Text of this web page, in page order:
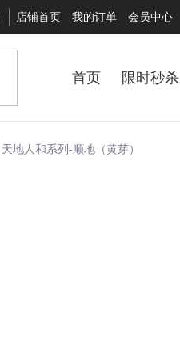
店铺首页 我的订单 会员中心
首页 限时秒杀
天地人和系列-顺地（黄芽）